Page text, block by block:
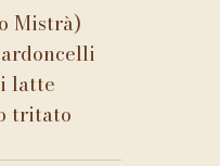
Mistrà)
latte
tritato